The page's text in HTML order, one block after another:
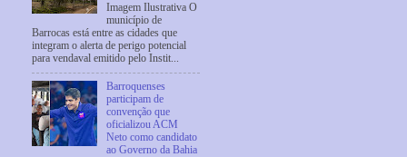
Imagem Ilustrativa O
município de
Barrocas está entre as cidades que
integram o alerta de perigo potencial
para vendaval emitido pelo Instit...
Barroquenses
participam de
convenção que
oficializou ACM
Neto como candidato
ao Governo da Bahia